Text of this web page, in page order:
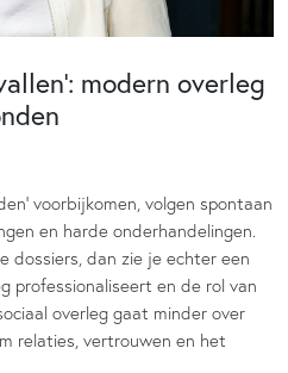
modern overleg
voorbijkomen, volgen spontaan
en harde onderhandelingen.
dossiers, dan zie je echter een
professionaliseert en de rol van
overleg gaat minder over
relaties, vertrouwen en het